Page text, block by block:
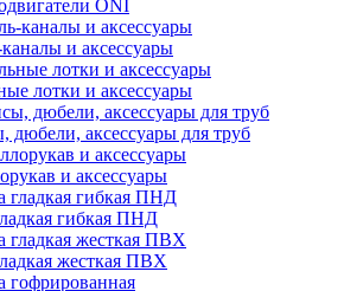
ONI
и аксессуары
лотки и аксессуары
дюбели, аксессуары для труб
и аксессуары
гибкая ПНД
жесткая ПВХ